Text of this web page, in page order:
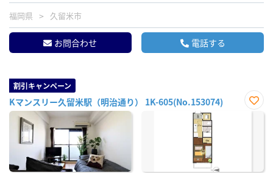
福岡県 久留米市
お問合わせ 電話する
割引キャンペーン
Kマンスリー久留米駅（明治通り） 1K-605(No.153074)
お気